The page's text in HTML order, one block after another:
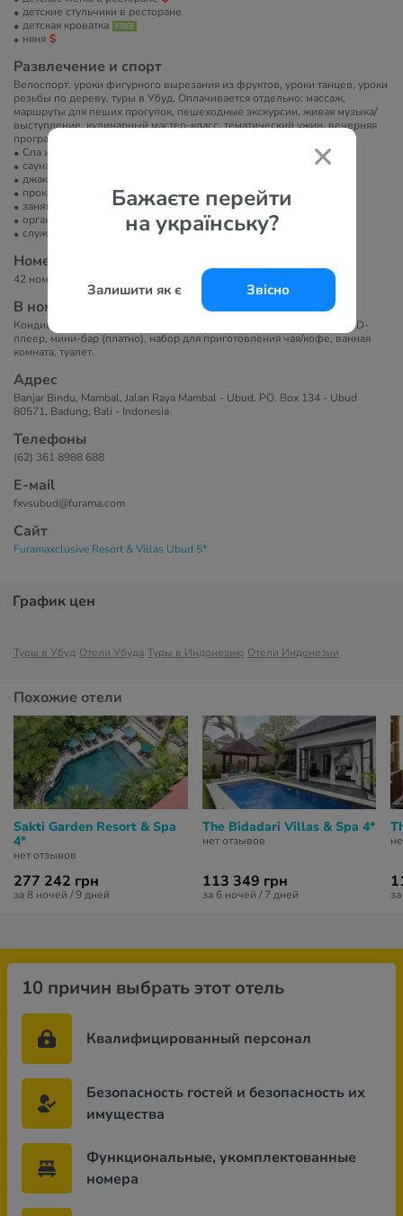
Бажаєте перейти
на українську?
Залишити як є Звісно
детские стульчики в ресторане
детская кроватка
няня
Развлечение и спорт
Велоспорт, уроки фигурного вырезания из фруктов, уроки танцев, уроки
резьбы по дереву, туры в Убуд. Оплачивается отдельно: массаж,
маршруты для пеших прогулок, пешеходные экскурсии, живая музыка/
выступление, кулинарный мастер-класс, тематический ужин, вечерняя
программа, велосипедные экскурсии.
Спа или велнес-центр
сауна/баня/хамам
джакузи
прокат велосипедов
занятия йогой
организация экскурсий
служба организации торжеств
Номера
42 номера.
В номерах
Кондиционер, телевизор, бесплатный Wi-Fi, сейф (бесплатно), DVD-
плеер, мини-бар (платно), набор для приготовления чая/кофе, ванная
комната, туалет.
Адрес
Banjar Bindu, Mambal, Jalan Raya Mambal - Ubud. PO. Box 134 - Ubud
80571, Badung, Bali - Indonesia
Телефоны
(62) 361 8988 688
Е-маil
fxvsubud@furama.com
Сайт
Furamaxclusive Resort & Villas Ubud 5*
График цен
Туры в Убуд Отели Убуда Туры в Индонезию Отели Индонезии
Похожие отели
Sakti Garden Resort & Spa
4*
нет отзывов
277 242 грн
за 8 ночей / 9 дней
The Bidadari Villas & Spa 4*
нет отзывов
113 349 грн
за 6 ночей / 7 дней
10 причин выбрать этот отель
Квалифицированный персонал
Безопасность гостей и безопасность их
имущества
Функциональные, укомплектованные
номера